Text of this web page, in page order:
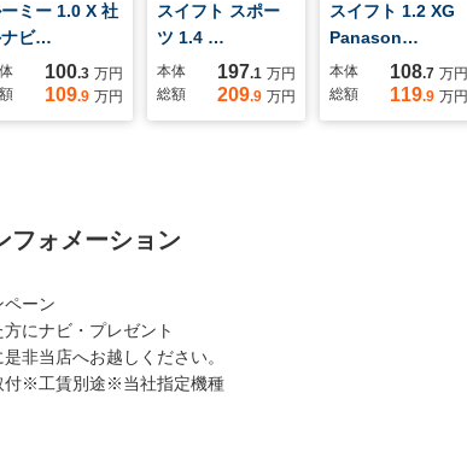
ミー 1.0 X 社
ビ…
100.3 万円
109.9 万円
スイフト スポー
ツ 1.4 …
本体 197.1 万円
総額
209.9 万円
スイフト 1.2 XG
Panason…
本体 108.7 万円
総額
119.9 万円
フォメーション
ーン
にナビ・プレゼント
非当店へお越しください。
付※工賃別途※当社指定機種